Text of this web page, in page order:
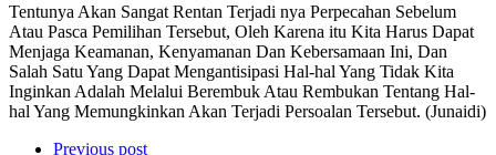
Tentunya Akan Sangat Rentan Terjadi nya Perpecahan Sebelum
Atau Pasca Pemilihan Tersebut, Oleh Karena itu Kita Harus Dapat
Menjaga Keamanan, Kenyamanan Dan Kebersamaan Ini, Dan
Salah Satu Yang Dapat Mengantisipasi Hal-hal Yang Tidak Kita
Inginkan Adalah Melalui Berembuk Atau Rembukan Tentang Hal-
hal Yang Memungkinkan Akan Terjadi Persoalan Tersebut. (Junaidi)
Previous post